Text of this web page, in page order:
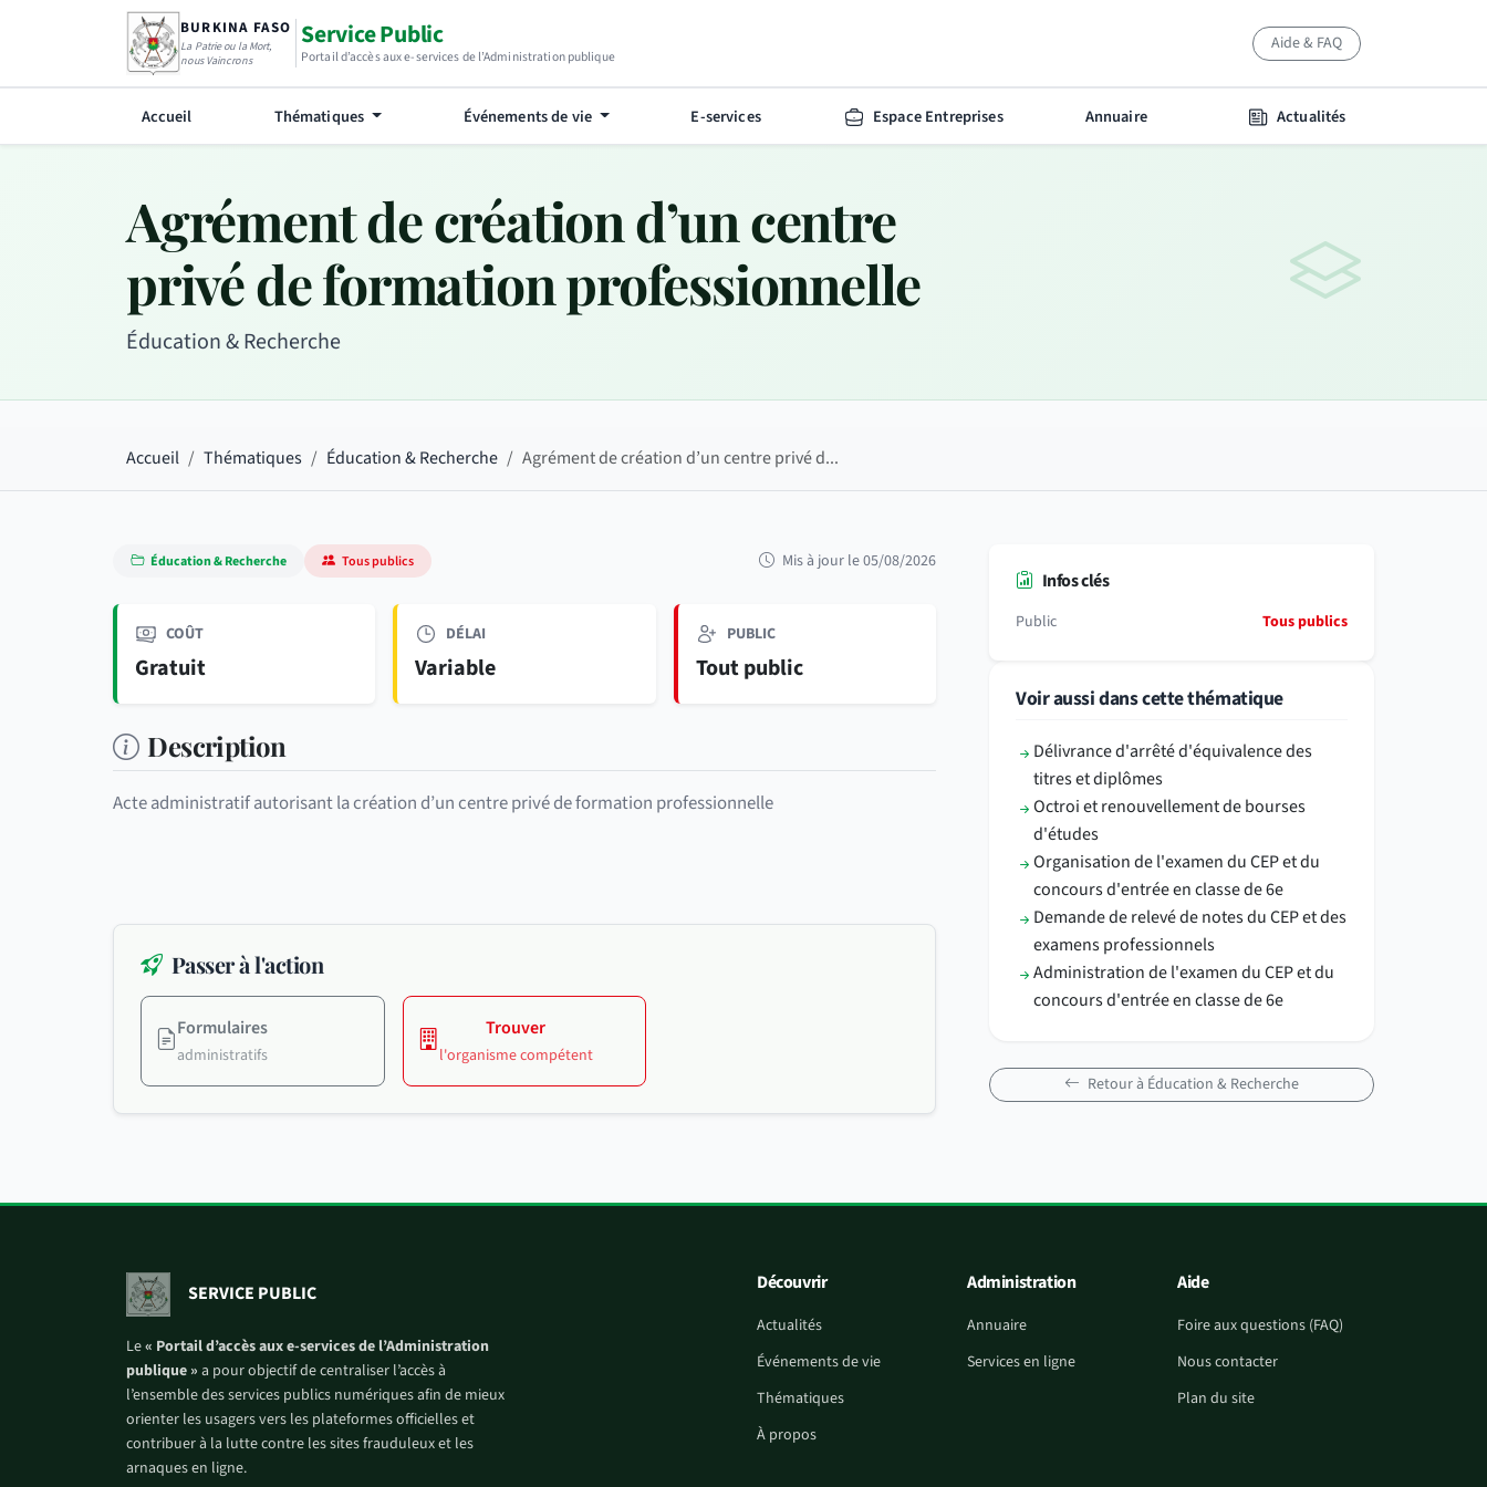
BURKINA FASO
La Patrie ou la Mort,
nous Vaincrons
Service Public
Portail d’accès aux e-services de l’Administration publique
Aide & FAQ
Accueil Thématiques Événements de vie E-services Espace Entreprises Annuaire Actualités
Agrément de création d’un centre
privé de formation professionnelle
Éducation & Recherche
Accueil Thématiques Éducation & Recherche Agrément de création d’un centre privé d...
Éducation & Recherche Tous publics Mis à jour le 05/08/2026
COÛT
Gratuit
DÉLAI
Variable
PUBLIC
Tout public
Description
Acte administratif autorisant la création d’un centre privé de formation professionnelle
Passer à l'action
Formulaires
administratifs
Trouver
l'organisme compétent
Infos clés
Public Tous publics
Voir aussi dans cette thématique
Délivrance d'arrêté d'équivalence des
titres et diplômes
Octroi et renouvellement de bourses
d'études
Organisation de l'examen du CEP et du
concours d'entrée en classe de 6e
Demande de relevé de notes du CEP et des
examens professionnels
Administration de l'examen du CEP et du
concours d'entrée en classe de 6e
Retour à Éducation & Recherche
SERVICE PUBLIC
Le« Portail d’accès aux e-services de l’Administration
publique » a pour objectif de centraliser l’accès à
l’ensemble des services publics numériques afin de mieux
orienter les usagers vers les plateformes officielles et
contribuer à la lutte contre les sites frauduleux et les
arnaques en ligne.
Découvrir
Actualités
Événements de vie
Thématiques
À propos
Administration
Annuaire
Services en ligne
Aide
Foire aux questions (FAQ)
Nous contacter
Plan du site